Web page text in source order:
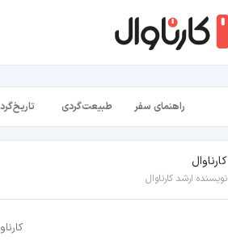
راهنمای سفر طبیعت‌گردی
کارناوال
نویسنده ارشد کارناوال